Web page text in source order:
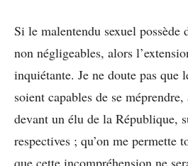
Si le malentendu sexuel possède
non négligeables, alors
inquiétante. Je ne doute pas que
soient capables de se
devant un élu de la République,
respectives ; qu’on me permette